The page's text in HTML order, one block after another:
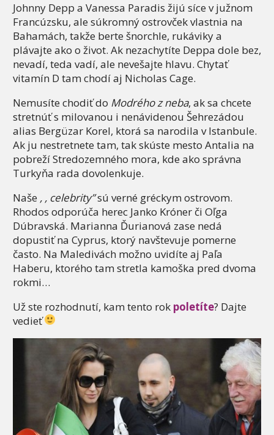
Johnny Depp a Vanessa Paradis žijú síce v južnom
Francúzsku, ale súkromný ostrovček vlastnia na
Bahamách, takže berte šnorchle, rukáviky a
plávajte ako o život. Ak nezachytíte Deppa dole bez,
nevadí, teda vadí, ale nevešajte hlavu. Chytať
vitamín D tam chodí aj Nicholas Cage.
Nemusíte chodiť do Modrého z neba, ak sa chcete
stretnúť s milovanou i nenávidenou Šehrezádou
alias Bergüzar Korel, ktorá sa narodila v Istanbule.
Ak ju nestretnete tam, tak skúste mesto Antalia na
pobreží Stredozemného mora, kde ako správna
Turkyňa rada dovolenkuje.
Naše , , celebrity”sú verné gréckym ostrovom.
Rhodos odporúča herec Janko Króner či Oľga
Dúbravská. Marianna Ďurianová zase nedá
dopustiť na Cyprus, ktorý navštevuje pomerne
často. Na Maledivách možno uvidíte aj Paľa
Haberu, ktorého tam stretla kamoška pred dvoma
rokmi…
Už ste rozhodnutí, kam tento rok poletíte? Dajte
vedieť